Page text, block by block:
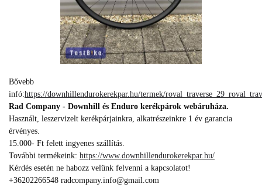
Bővebb
infó:https://downhillendurokerekpar.hu/termek/
Rad Company - Downhill és Enduro kerékpárok webáruháza.
Használt, leszervizelt kerékpárjainkra, alkatrészeinkre 1 év garancia
érvényes.
15.000- Ft felett ingyenes szállítás.
További termékeink: https://www.downhillendurokerekpar.hu/
Kérdés esetén ne habozz velünk felvenni a kapcsolatot!
+36202266548 radcompany.info@gmail.com